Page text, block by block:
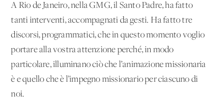
A Rio de Janeiro, nella GMG, il Santo Padre, ha fatto
tanti interventi, accompagnati da gesti. Ha fatto tre
discorsi, programmatici, che in questo momento voglio
portare alla vostra attenzione perché, in modo
particolare, illuminano ciò che l’animazione missionaria
è e quello che è l’impegno missionario per ciascuno di
noi.